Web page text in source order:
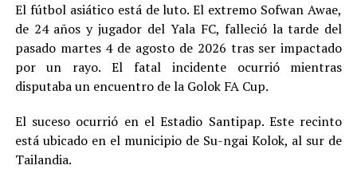
El fútbol asiático está de luto. El extremo Sofwan Awae,
de 24 años y jugador del Yala FC, falleció la tarde del
pasado martes 4 de agosto de 2026 tras ser impactado
por un rayo. El fatal incidente ocurrió mientras
disputaba un encuentro de la Golok FA Cup.
El suceso ocurrió en el Estadio Santipap. Este recinto
está ubicado en el municipio de Su-ngai Kolok, al sur de
Tailandia.